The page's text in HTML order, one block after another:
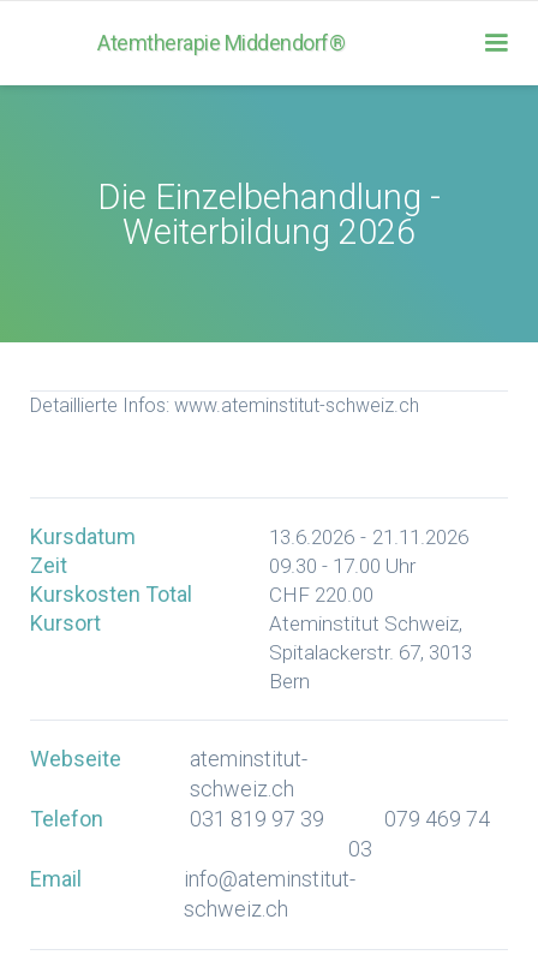
Atemtherapie Middendorf®
Die Einzelbehandlung -
Weiterbildung 2026
Detaillierte Infos: www.ateminstitut-schweiz.ch
Kursdatum 13.6.2026 - 21.11.2026
Zeit 09.30 - 17.00 Uhr
Kurskosten Total CHF 220.00
Kursort
Ateminstitut Schweiz,
Spitalackerstr. 67, 3013
Bern
Webseite
ateminstitut-
schweiz.ch
Telefon
031 819 97 39
079 469 74
03
Email
info@ateminstitut-
schweiz.ch